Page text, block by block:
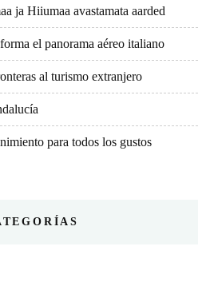
ja Hiiumaa avastamata aarded
el panorama aéreo italiano
al turismo extranjero
para todos los gustos